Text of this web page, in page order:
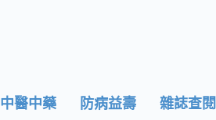
中醫中藥 防病益壽 雜誌查閱